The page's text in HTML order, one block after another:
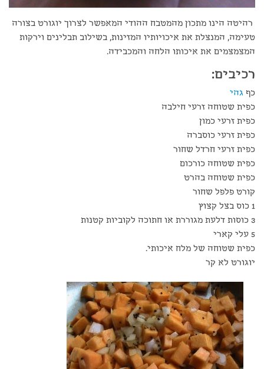
רהיטה הינו מתכון מהמטבח ההודי המאפשר לצרוך יוגורט בצורה
טעימה, המנצלת את איכויותיו המזינות, בשילוב תבלינים וירקות
המצמצמים את איכותו הלחה והמכבידה.
רכיבים:
כף גהי
כפית שטוחה זרעי חילבה
כפית זרעי כמון
כפית זרעי כוסברה
כפית זרעי חרדל שחור
כפית שטוחה כורכום
כפית שטוחה בהרט
קורט פלפל שחור
1 כוס בצל קצוץ
3 כוסות דלעת מגוררת או חתוכה לקוביות קטנות
5 עלי קארי
כפית שטוחה של מלח איכותי.
יוגורט לא קר